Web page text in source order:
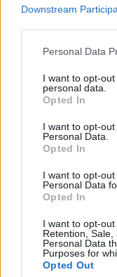
Downstream
Personal Data
I want to opt-
personal data.
Opted In
I want to opt-
Personal Data.
Opted In
I want to opt-
Personal Data
Opted In
I want to opt-out
Retention,
Personal Data
Purposes for
Opted Out
αμείλικτη